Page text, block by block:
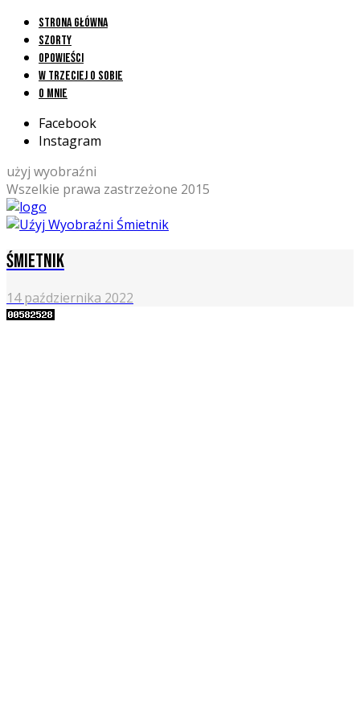
Strona główna
Szorty
Opowieści
W trzeciej o sobie
O mnie
Facebook
Instagram
użyj wyobraźni
Wszelkie prawa zastrzeżone 2015
Śmietnik
14 października 2022